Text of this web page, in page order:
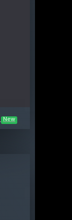
New